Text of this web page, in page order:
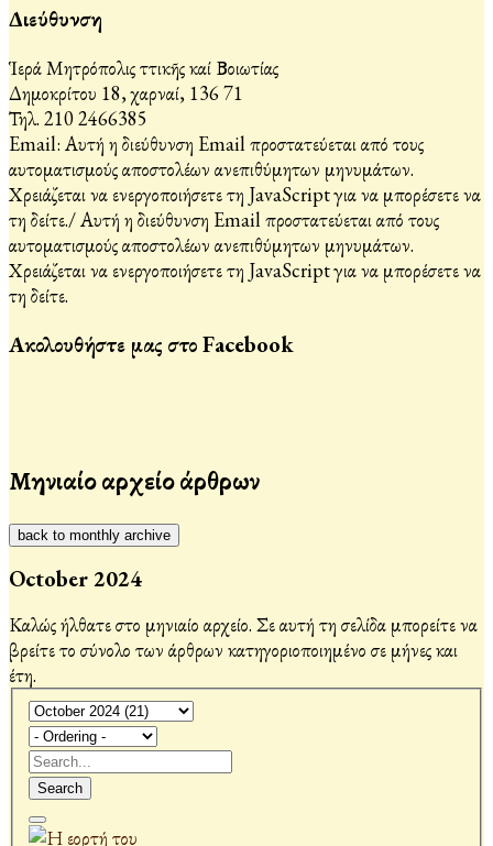
Διεύθυνση
Ἱερά Μητρόπολις Ἀττικῆς καί Βοιωτίας
Δημοκρίτου 18, Ἀχαρναί, 136 71
Τηλ. 210 2466385
Email: Αυτή η διεύθυνση Email προστατεύεται από τους
αυτοματισμούς αποστολέων ανεπιθύμητων μηνυμάτων.
Χρειάζεται να ενεργοποιήσετε τη JavaScript για να μπορέσετε να
τη δείτε./Αυτή η διεύθυνση Email προστατεύεται από τους
αυτοματισμούς αποστολέων ανεπιθύμητων μηνυμάτων.
Χρειάζεται να ενεργοποιήσετε τη JavaScript για να μπορέσετε να
τη δείτε.
Ακολουθήστε μας στο Facebook
Μηνιαίο αρχείο άρθρων
back to monthly archive
October 2024
Καλώς ήλθατε στο μηνιαίο αρχείο. Σε αυτή τη σελίδα μπορείτε να
βρείτε το σύνολο των άρθρων κατηγοριοποιημένο σε μήνες και
έτη.
Search